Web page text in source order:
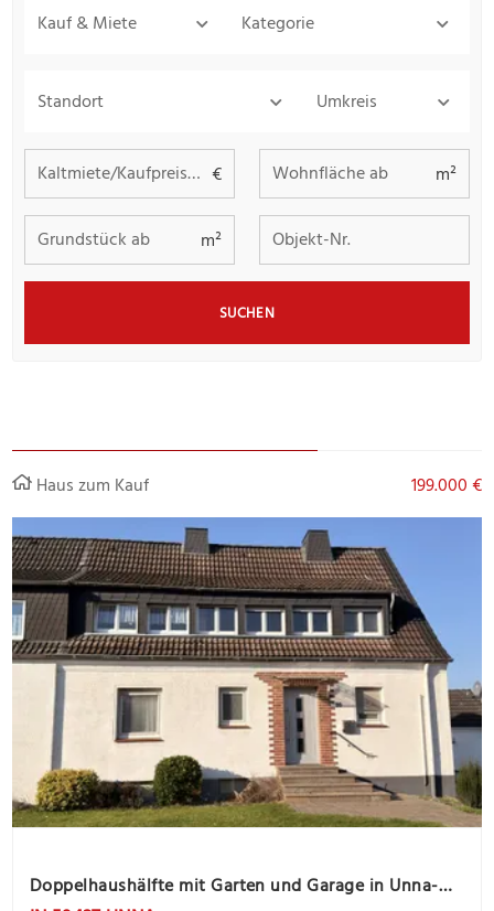
Kauf & Miete Kategorie
Standort Umkreis
Kaltmiete/Kaufpreis bis € Wohnfläche ab m²
Grundstück ab m² Objekt-Nr.
SUCHEN
Haus zum Kauf 199.000 €
Doppelhaushälfte mit Garten und Garage in Unna-Massen